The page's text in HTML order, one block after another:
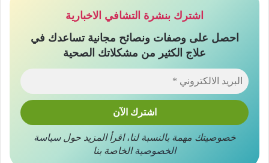
اشترك بنشرة التشافي الاخبارية
احصل على وصفات ونصائح مجانية تساعدك في
علاج الكثير من مشكلاتك الصحية
خصوصيتك مهمة بالنسبة لنا،اقرأ المزيد حولسياسة
الخصوصيةالخاصة بنا